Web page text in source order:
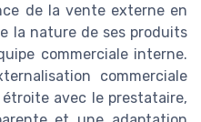
de la vente externe en
la nature de ses produits
commerciale interne.
commerciale
avec le prestataire,